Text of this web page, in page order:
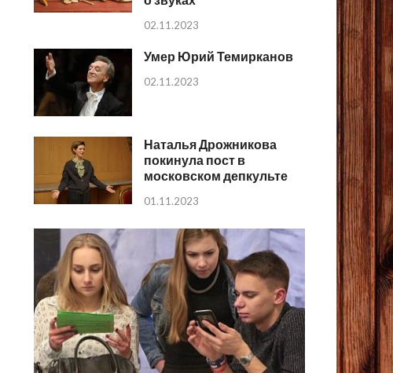
02.11.2023
Умер Юрий Темирканов
02.11.2023
Наталья Дрожникова
покинула пост в
московском депкульте
01.11.2023